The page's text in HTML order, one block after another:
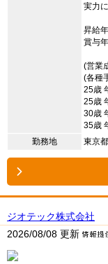
実力
昇給
賞与
(営業
(各種
25歳
25歳
30歳
35歳
勤務地
東京
ジオテック株式会社
2026/08/08 更新